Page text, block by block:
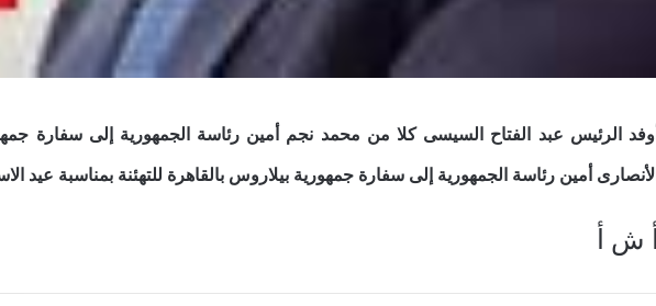
أوفد الرئيس عبد الفتاح السيسى كلا من محمد نجم أمين رئاسة الجمهورية إلى سفارة
الأنصارى أمين رئاسة الجمهورية إلى سفارة جمهورية بيلاروس بالقاهرة للتهئنة بمناسبة عيد
أ ش أ